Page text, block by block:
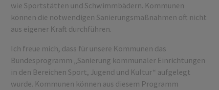
wie Sportstätten und Schwimmbädern. Kommunen
können die notwendigen Sanierungsmaßnahmen oft nicht
aus eigener Kraft durchführen.
Ich freue mich, dass für unsere Kommunen das
Bundesprogramm „Sanierung kommunaler Einrichtungen
in den Bereichen Sport, Jugend und Kultur“ aufgelegt
wurde. Kommunen können aus diesem Programm